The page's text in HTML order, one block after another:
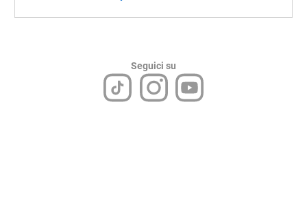
Seguici su